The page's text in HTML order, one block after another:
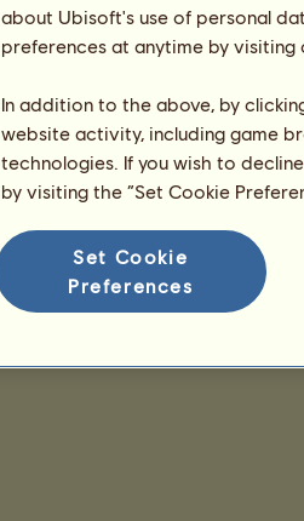
about Ubisoft's use of personal
preferences at anytime by
In addition to the above, by
website activity, including game
technologies. If you wish to
by visiting the “Set Cookie
Set Cookie
Preferences